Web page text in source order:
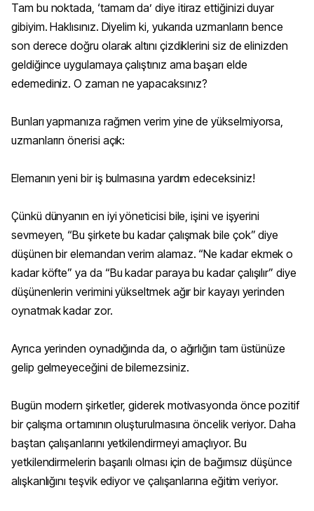
Tam bu noktada, ‘tamam da’ diye itiraz ettiğinizi duyar
gibiyim. Haklısınız. Diyelim ki, yukarıda uzmanların bence
son derece doğru olarak altını çizdiklerini siz de elinizden
geldiğince uygulamaya çalıştınız ama başarı elde
edemediniz. O zaman ne yapacaksınız?
Bunları yapmanıza rağmen verim yine de yükselmiyorsa,
uzmanların önerisi açık:
Elemanın yeni bir iş bulmasına yardım edeceksiniz!
Çünkü dünyanın en iyi yöneticisi bile, işini ve işyerini
sevmeyen, “Bu şirkete bu kadar çalışmak bile çok” diye
düşünen bir elemandan verim alamaz. “Ne kadar ekmek o
kadar köfte” ya da “Bu kadar paraya bu kadar çalışılır” diye
düşünenlerin verimini yükseltmek ağır bir kayayı yerinden
oynatmak kadar zor.
Ayrıca yerinden oynadığında da, o ağırlığın tam üstünüze
gelip gelmeyeceğini de bilemezsiniz.
Bugün modern şirketler, giderek motivasyonda önce pozitif
bir çalışma ortamının oluşturulmasına öncelik veriyor. Daha
baştan çalışanlarını yetkilendirmeyi amaçlıyor. Bu
yetkilendirmelerin başarılı olması için de bağımsız düşünce
alışkanlığını teşvik ediyor ve çalışanlarına eğitim veriyor.